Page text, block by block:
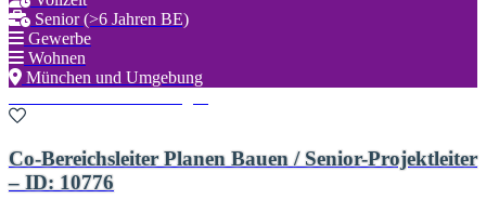
Senior (>6 Jahren BE)
Gewerbe
Wohnen
München und Umgebung
Co-Bereichsleiter Planen Bauen / Senior-Projektleiter
– ID: 10776